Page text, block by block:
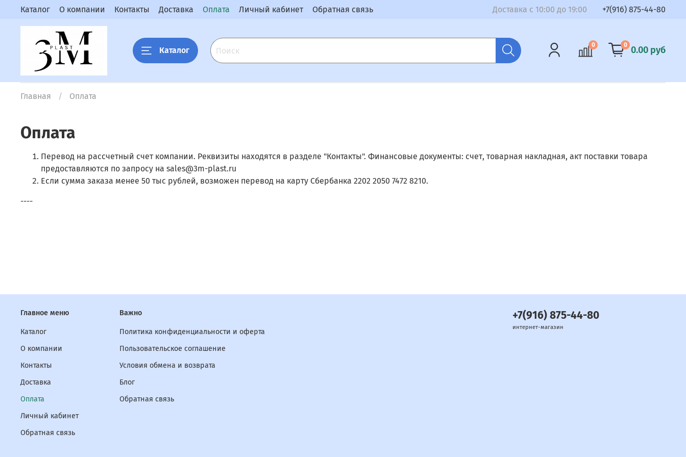
Каталог О компании Контакты Доставка Оплата Личный кабинет Обратная связь Доставка с 10:00 до 19:00 +7(916) 875-44-80
Каталог
0 0 0.00 руб
Главная Оплата
Оплата
Перевод на рассчетный счет компании. Реквизиты находятся в разделе "Контакты". Финансовые документы: счет, товарная накладная, акт поставки товара
предоставляются по запросу на sales@3m-plast.ru
Если сумма заказа менее 50 тыс рублей, возможен перевод на карту Сбербанка 2202 2050 7472 8210.
----
Главное меню
Каталог
О компании
Контакты
Доставка
Оплата
Личный кабинет
Обратная связь
Важно
Политика конфиденциальности и оферта
Пользовательское соглашение
Условия обмена и возврата
Блог
Обратная связь
+7(916) 875-44-80
интернет-магазин